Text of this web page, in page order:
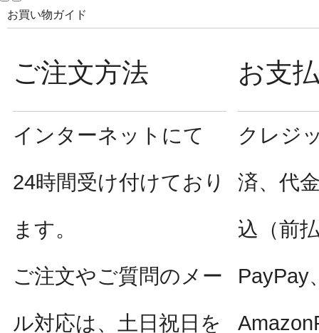
お買い物ガイド
ご注文方法
インターネットにて
24時間受け付けており
ます。
ご注文やご質問のメー
ル対応は、土日祝日を
お支
クレジ
済、代
込（前
PayPay